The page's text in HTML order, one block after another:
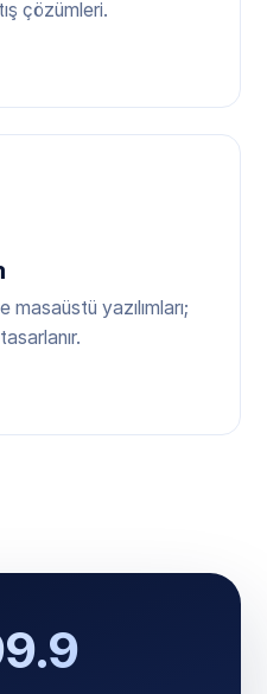
çözümleri.
yazılımları;